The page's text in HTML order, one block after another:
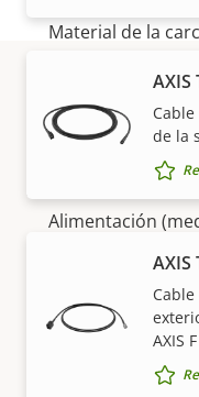
Material de la
Power
de
propiedad
Potencia
Alimentación
AXIS
de la
AXIS
AXIS
Más